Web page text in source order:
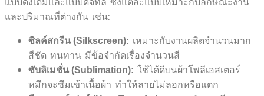
และปริมาณที่ต่างกัน เช่น:
ซิลค์สกรีน (Silkscreen): เหมาะกับงานผลิตจำนวนมาก
สีชัด ทนทาน มีข้อจำกัดเรื่องจำนวนสี
ซับลิเมชั่น (Sublimation): ใช้ได้ดีบนผ้าโพลีเอสเตอร์
หมึกจะซึมเข้าเนื้อผ้า ทำให้ลายไม่ลอกหรือแตก